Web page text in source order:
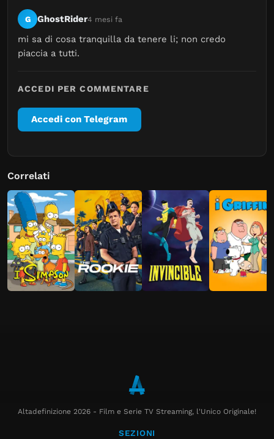
G GhostRider4 mesi fa
mi sa di cosa tranquilla da tenere li; non credo
piaccia a tutti.
ACCEDI PER COMMENTARE
Accedi con Telegram
Correlati
Altadefinizione 2026 - Film e Serie TV Streaming, l'Unico Originale!
SEZIONI